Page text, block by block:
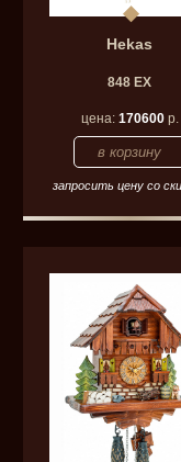
Hekas
848 EX
цена: 170600р.
запросить цену со